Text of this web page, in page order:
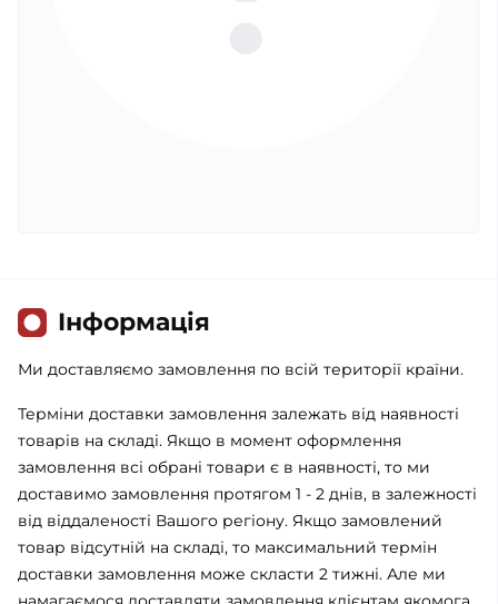
Iнформація
Ми доставляємо замовлення по всій території країни.
Терміни доставки замовлення залежать від наявності
товарів на складі. Якщо в момент оформлення
замовлення всі обрані товари є в наявності, то ми
доставимо замовлення протягом 1 - 2 днів, в залежності
від віддаленості Вашого регіону. Якщо замовлений
товар відсутній на складі, то максимальний термін
доставки замовлення може скласти 2 тижні. Але ми